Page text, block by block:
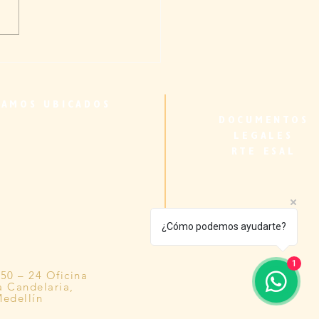
de adultos mayores
UBICADOS
– 24 Oficina
Candelaria,
DOCUMENTOS
LEGALES
RTE ESAL
¿Cómo podemos ayudarte?
1